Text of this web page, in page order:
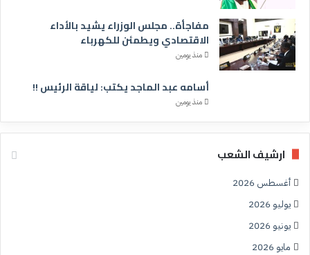
مفاجأة.. مجلس الوزراء يشيد بالأداء
الاقتصادي ويطمئن للكهرباء
منذ يومين
أسامه عبد الماجد يكتب: لياقة الرئيس !!
منذ يومين
ارشيف الشعب
أغسطس 2026
يوليو 2026
يونيو 2026
مايو 2026